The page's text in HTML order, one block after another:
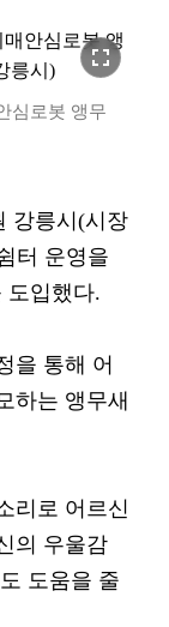
fullscreen
심로봇 앵무
강릉시(시장
터 운영을
도입했다.
을 통해 어
하는 앵무새
리로 어르신
의 우울감
도움을 줄